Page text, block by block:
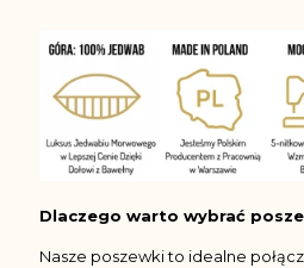
Dlaczego warto wybrać
Nasze poszewki to idealne